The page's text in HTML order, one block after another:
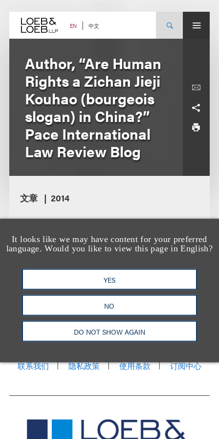
content EN 中文
It looks like we may have content for your preferred
language. Would you like to view this page in English?
YES
NO
DO NOT SHOW AGAIN
Author, “Are Human
Rights a Zichan Jieji
Kouhao (bourgeois
slogan) in China?”
Pace International
Law Review Blog
文章 2014
芝加哥
华盛顿特区
旧金山 泰森斯
代表处
香港
联系我们
隐私政策 使用条款 订阅中心